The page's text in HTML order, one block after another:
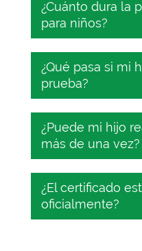
¿Cuánto dura la
para niños?
La prueba de
solo 25 minutos.
¿Qué pasa si mi
prueba?
Si tu hijo no
identificar las
vuelva a hacer
¿Puede mi hijo
más de una vez?
¡Por supuesto!
nuestra prueba
¿El certificado
oficialmente?